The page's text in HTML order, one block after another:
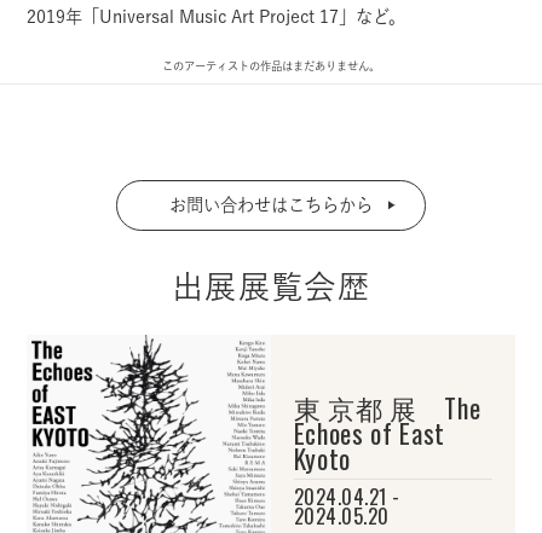
2019年「Universal Music Art Project 17」など。
このアーティストの作品はまだありません。
お問い合わせはこちらから
出展展覧会歴
東 京都 展 The
Echoes of East
Kyoto
2024.04.21 -
2024.05.20